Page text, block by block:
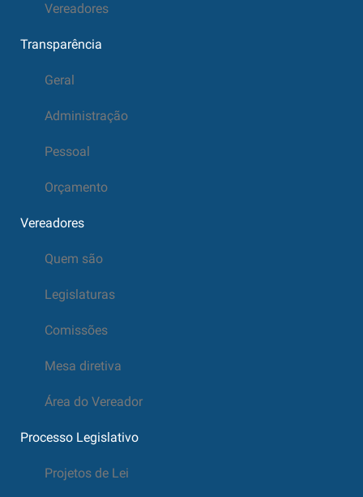
Vereadores
Transparência
Geral
Administração
Pessoal
Orçamento
Vereadores
Quem são
Legislaturas
Comissões
Mesa diretiva
Área do Vereador
Processo Legislativo
Projetos de Lei